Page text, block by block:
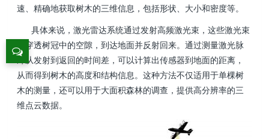
速、精确地获取树木的三维信息，包括形状、大小和密度等。
具体来说，激光雷达系统通过发射高频激光束，这些激光束
会穿透树冠中的空隙，到达地面并反射回来。通过测量激光脉
冲从发射到返回的时间差，可以计算出传感器到地面的距离，
从而得到树木的高度和结构信息。这种方法不仅适用于单棵树
木的测量，还可以用于大面积森林的调查，提供高分辨率的三
维点云数据。